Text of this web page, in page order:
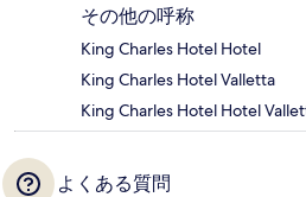
その他の呼称
King Charles Hotel Hotel
King Charles Hotel Valletta
King Charles Hotel Hotel
よくある質問